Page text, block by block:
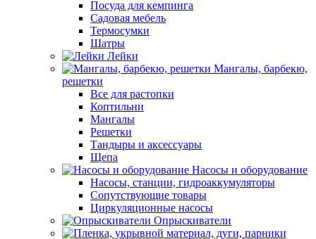
Посуда для кемпинга
Садовая мебель
Термосумки
Шатры
Лейки
Мангалы, барбекю,
решетки
Все для растопки
Коптильни
Мангалы
Решетки
Тандыры и аксессуары
Щепа
Насосы и оборудование
Насосы, станции, гидроаккумуляторы
Сопутствующие товары
Циркуляционные насосы
Опрыскиватели